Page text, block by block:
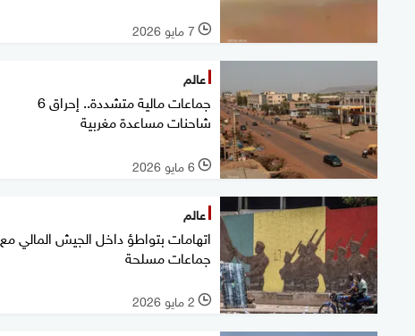
l 7 مايو 2026
عالم
جماعات مالية متشددة.. إحراق 6
شاحنات مساعدة مغربية
l 6 مايو 2026
عالم
اتهامات بتواطؤ داخل الجيش المالي مع
جماعات مسلحة
l 2 مايو 2026